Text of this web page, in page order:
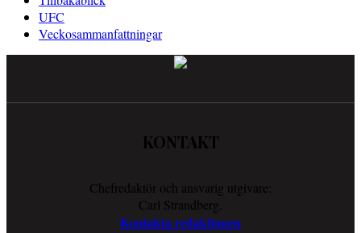
UFC
Veckosammanfattningar
KONTAKT
Chefredaktör och ansvarig utgivare:
Carl Strandberg.
Kontakta redaktionen